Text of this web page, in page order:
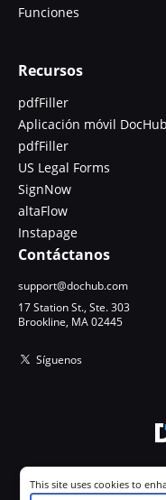
Funciones
Recursos
pdfFiller
Aplicación móvil DocHub
pdfFiller
US Legal Forms
SignNow
altaFlow
Instapage
Contáctanos
support@dochub.com
17 Station St., Ste. 303
Brookline, MA 02445
Síguenos
Todos
Cookie consent notice
This site uses cookies to